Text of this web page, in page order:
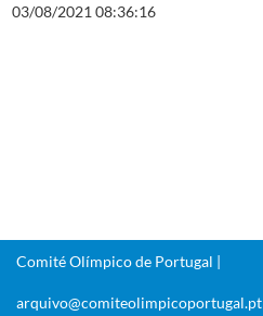
03/08/2021 08:36:16
Comité Olímpico de Portugal |
arquivo@comiteolimpicoportugal.pt